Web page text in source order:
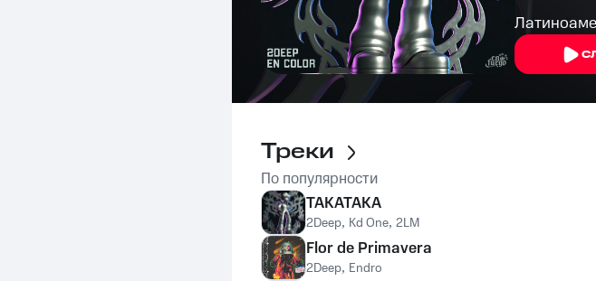
Треки
По популярности
TAKATAKA
2Deep, Kd One, 2LM
Flor de Primavera
2Deep, Endro